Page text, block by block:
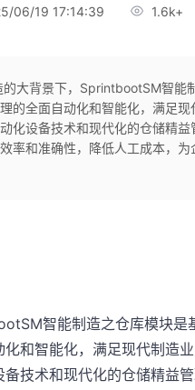
06/19 17:14:39 1.6k+
的大背景下，SprintbootSM智
的全面自动化和智能化，满足
化设备技术和现代化的仓储精
率和准确性，降低人工成本，
智能制造之仓库模块
和智能化，满足现代制造
技术和现代化的仓储精益